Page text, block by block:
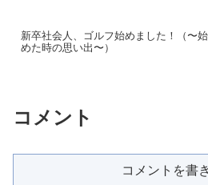
新卒社会人、ゴルフ始めました！（〜始
めた時の思い出〜）
コメント
コメントを書